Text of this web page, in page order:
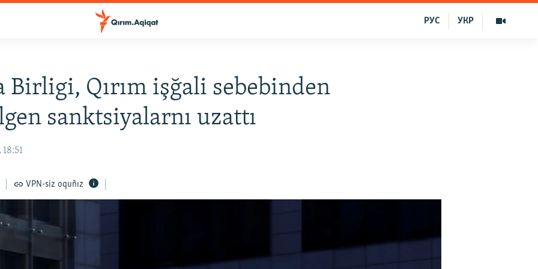
УКР
РУС
Birligi, Qırım işğali sebebinden
sanktsiyalarnı uzattı
VPN-siz oquñız